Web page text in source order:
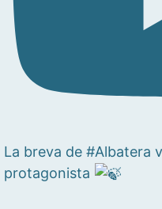
La breva de #Albatera
protagonista